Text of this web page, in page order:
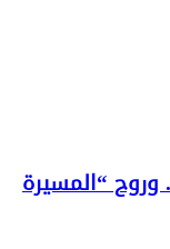
وروح “المسيرة